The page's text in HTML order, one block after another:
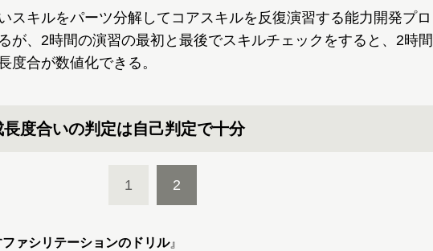
スキルをパーツ分解してコアスキルを反復演習する能力開発プロ
が、2時間の演習の最初と最後でスキルチェックをすると、2時間
度合が数値化できる。
長度合いの判定は自己判定で十分
1 2
ァシリテーションのドリル』